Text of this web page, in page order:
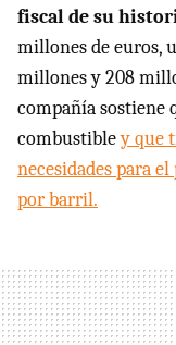
fiscal de su
millones de euros,
millones y 208
compañía sostiene
combustibley que
necesidades para
por barril.